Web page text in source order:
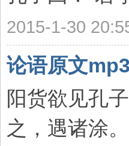
2015-1-30
论语原文
阳货欲见孔
之，遇诸涂